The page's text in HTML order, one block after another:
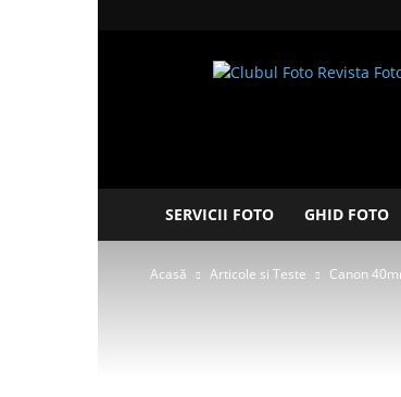
Clubul
SERVICII FOTO GHID FOTO
Acasă Articole si Teste Canon